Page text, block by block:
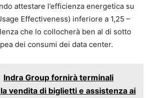
attestare l’efficienza energetica su
Effectiveness) inferiore a 1,25 –
che lo collocherà ben al di sotto
dei consumi dei data center.
Indra Group fornirà terminali
vendita di biglietti e assistenza ai